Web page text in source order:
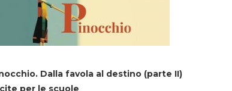
Dalla favola al destino (parte II)
per le scuole